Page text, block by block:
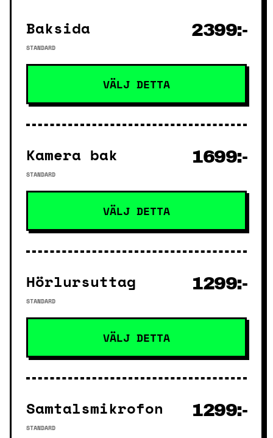
Baksida
STANDARD
2399:-
VÄLJ DETTA
Kamera bak
STANDARD
1699:-
VÄLJ DETTA
Hörlursuttag
STANDARD
1299:-
VÄLJ DETTA
Samtalsmikrofon
STANDARD
1299:-